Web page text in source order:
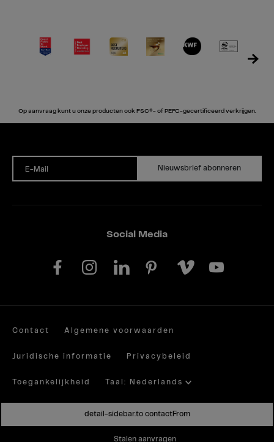
Stalen aanvragen
detail-sidebar.to contactFrom
Op aanvraag kunt u onze producten ook FSC®- of PEFC-gecertificeerd verkrijgen.
E-Mail Nieuwsbrief abonneren
Social Media
Contact Algemene voorwaarden
Juridische informatie Privacybeleid
Toegankelijkheid Taal: Nederlands